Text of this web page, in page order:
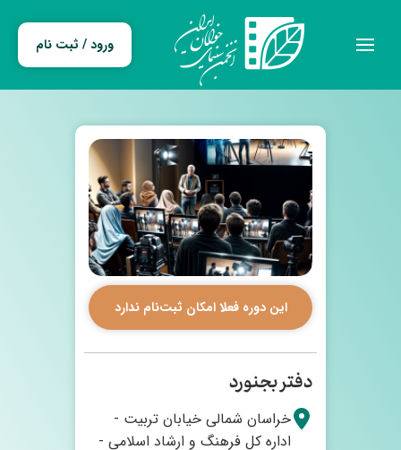
ورود / ثبت نام
این دوره فعلا امکان ثبت‌نام ندارد
دفتر بجنورد
خراسان شمالی خیابان تربیت -
اداره کل فرهنگ و ارشاد اسلامی -